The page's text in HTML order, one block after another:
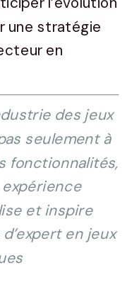
une stratégie
en
des jeux
seulement à
fonctionnalités,
et inspire
en jeux